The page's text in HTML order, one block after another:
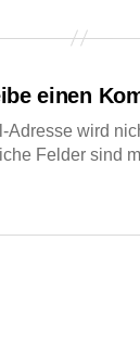
einen
Adresse wird
Felder sind